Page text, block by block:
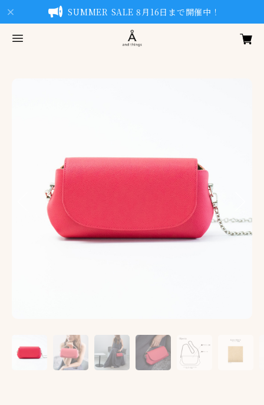
SUMMER SALE 8月16日まで開催中！
Next